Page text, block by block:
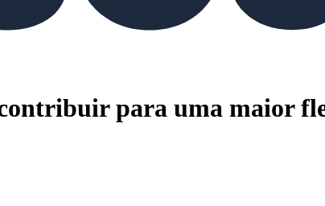
contribuir para uma maior